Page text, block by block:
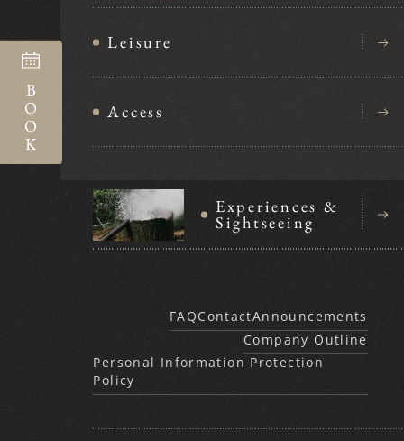
BOOK
Leisure
Access
Experiences &
Sightseeing
FAQContactAnnouncements
Company Outline
Personal Information Protection
Policy